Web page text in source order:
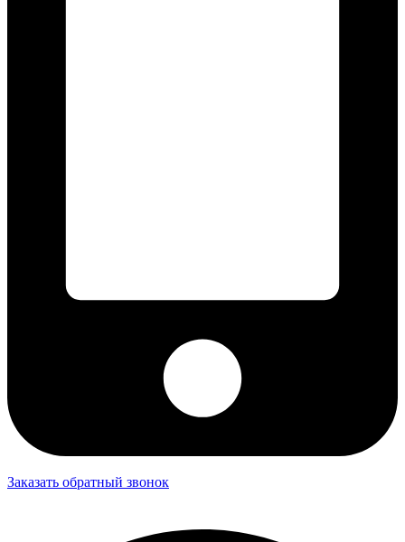
Заказать обратный звонок